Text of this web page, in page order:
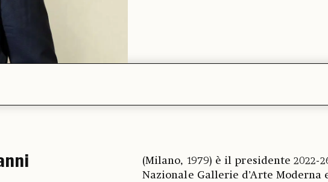
(Milano, 1979) è il presidente 2022-
Nazionale Gallerie d’Arte Moderna